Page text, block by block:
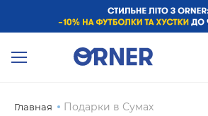
Главная Подарки в Сумах